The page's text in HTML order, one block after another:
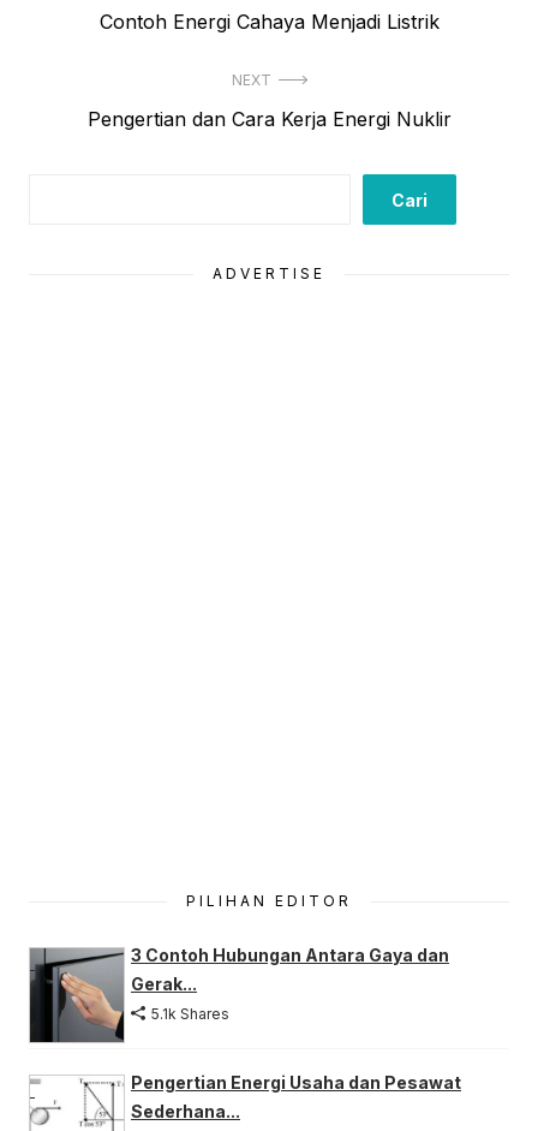
Previous
Contoh Energi Cahaya Menjadi Listrik
NEXT
Next
Pengertian dan Cara Kerja Energi Nuklir
Cari
ADVERTISE
PILIHAN EDITOR
3 Contoh Hubungan Antara Gaya dan
Gerak...
5.1k Shares
Pengertian Energi Usaha dan Pesawat
Sederhana...